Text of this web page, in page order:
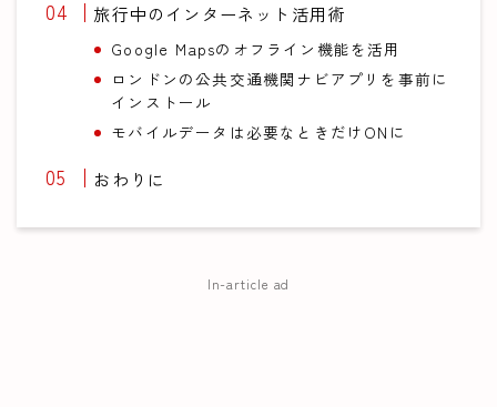
旅行中のインターネット活用術
Google Mapsのオフライン機能を活用
ロンドンの公共交通機関ナビアプリを事前に
インストール
モバイルデータは必要なときだけONに
おわりに
In-article ad